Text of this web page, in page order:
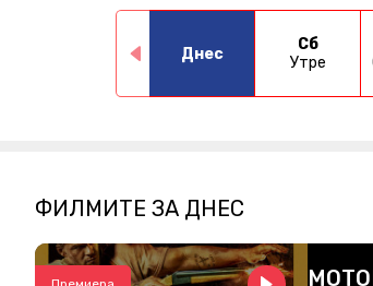
Днес
Сб
Утре
ФИЛМИТЕ ЗА ДНЕС